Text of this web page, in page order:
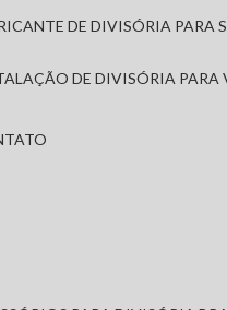
DE DIVISÓRIA
DE DIVISÓRIA